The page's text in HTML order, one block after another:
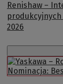
Renishaw –
produkcyjnych
2026